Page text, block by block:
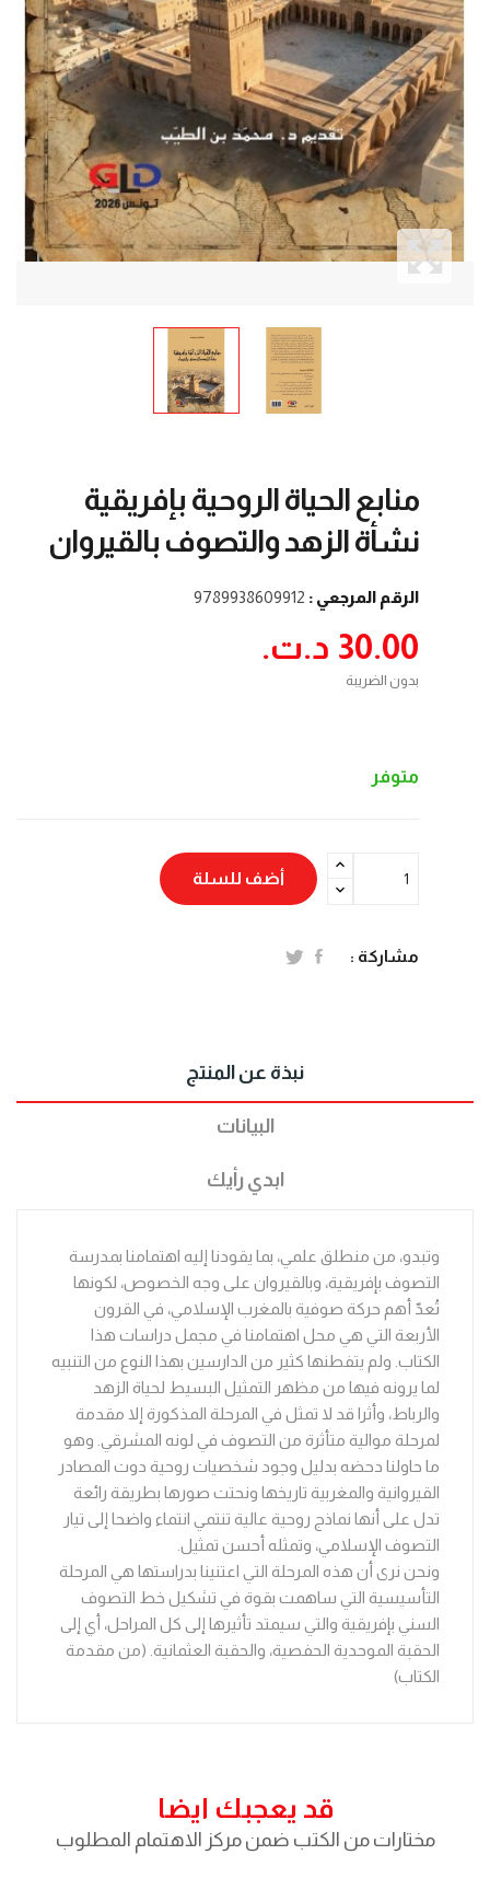
منابع الحياة الروحية بإفريقية
نشأة الزهد والتصوف بالقيروان
الرقم المرجعي : 9789938609912
30.00 د.ت.‏
بدون الضريبة
متوفر
أضف للسلة
مشاركة :
نبذة عن المنتج
البيانات
ابدي رأيك
وتبدو، من منطلق علمي، بما يقودنا إليه اهتمامنا بمدرسة
التصوف بإفريقية، وبالقيروان على وجه الخصوص، لكونها
تُعدّ أهم حركة صوفية بالمغرب الإسلامي، في القرون
الأربعة التي هي محل اهتمامنا في مجمل دراسات هذا
الكتاب. ولم يتفطنها كثير من الدارسين بهذا النوع من التنبيه
لما يرونه فيها من مظهر التمثيل البسيط لحياة الزهد
والرباط، وأثرا قد لا تمثل في المرحلة المذكورة إلا مقدمة
لمرحلة موالية متأثرة من التصوف في لونه المشرقي. وهو
ما حاولنا دحضه بدليل وجود شخصيات روحية دوت المصادر
القيروانية والمغربية تاريخها ونحتت صورها بطريقة رائعة
تدل على أنها نماذج روحية عالية تنتمي انتماء واضحا إلى تيار
التصوف الإسلامي، وتمثله أحسن تمثيل.
ونحن نرى أن هذه المرحلة التي اعتنينا بدراستها هي المرحلة
التأسيسية التي ساهمت بقوة في تشكيل خط التصوف
السني بإفريقية والتي سيمتد تأثيرها إلى كل المراحل، أي إلى
الحقبة الموحدية الحفصية، والحقبة العثمانية. (من مقدمة
الكتاب)
قد يعجبك ايضا
مختارات من الكتب ضمن مركز الاهتمام المطلوب